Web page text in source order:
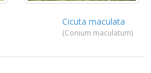
Cicuta maculata
(Conium maculatum)